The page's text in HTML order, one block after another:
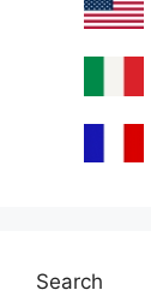
Search